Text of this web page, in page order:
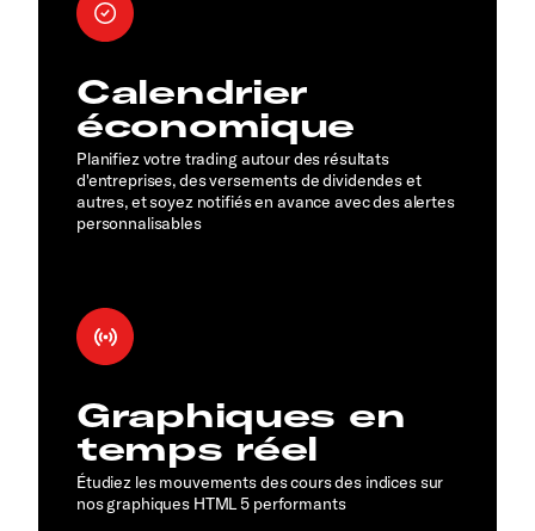
Calendrier
économique
Planifiez votre trading autour des résultats
d'entreprises, des versements de dividendes et
autres, et soyez notifiés en avance avec des alertes
personnalisables
Graphiques en
temps réel
Étudiez les mouvements des cours des indices sur
nos graphiques HTML 5 performants